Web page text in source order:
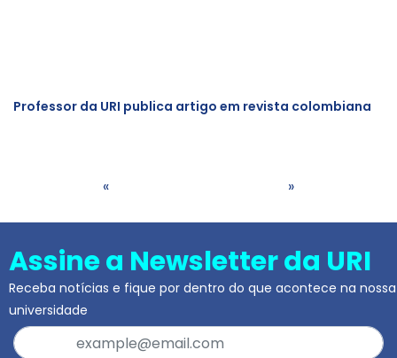
Professor da URI publica artigo em revista colombiana
« »
Assine a Newsletter da URI
Receba notícias e fique por dentro do que acontece na nossa
universidade